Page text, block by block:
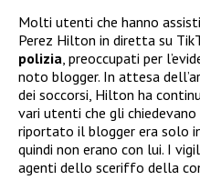
Molti utenti che hanno
Perez Hilton in diretta su
polizia, preoccupati per
noto blogger. In attesa
dei soccorsi, Hilton ha
vari utenti che gli
riportato il blogger era solo
quindi non erano con lui. I
agenti dello sceriffo della